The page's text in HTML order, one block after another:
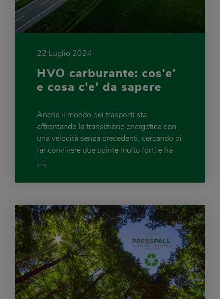
22 Luglio 2024
HVO carburante: cos'e'
e cosa c'e' da sapere
Anche il mondo dei trasporti sta
affrontando la transizione energetica con
una velocità senza precedenti, cercando di
far convivere due spinte molto forti e fra